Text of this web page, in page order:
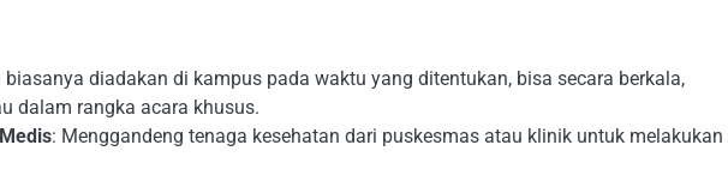
biasanya diadakan di kampus pada waktu yang ditentukan, bisa secara berkala,
dalam rangka acara khusus.
: Menggandeng tenaga kesehatan dari puskesmas atau klinik untuk melakukan